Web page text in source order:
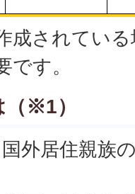
成されてい
です。
※1）
外居住親族